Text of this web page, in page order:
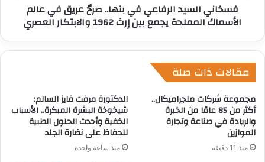
فسخاني السيد الرفاعي في بنها.. صرحٌ عريق في عالم
الأسماك المملحة يجمع بين إرث 1962 والابتكار العصري
مقالات ذات صلة
مجموعة شركات ملجراميكال..
أكثر من 85 عامًا من الخبرة
والريادة في صناعة وتجارة
الموازين
منذ 11 دقيقة
الدكتورة مرفت فايز السالم:
شيخوخة البشرة المبكرة.. الأسباب
الخفية وأحدث الحلول الطبية
للحفاظ على نضارة الجلد
منذ ساعة واحدة